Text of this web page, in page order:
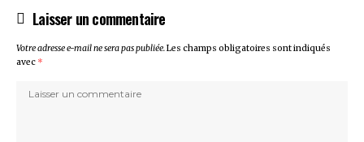
Laisser un commentaire
Votre adresse e-mail ne sera pas publiée.Les champs obligatoires sont indiqués
avec *